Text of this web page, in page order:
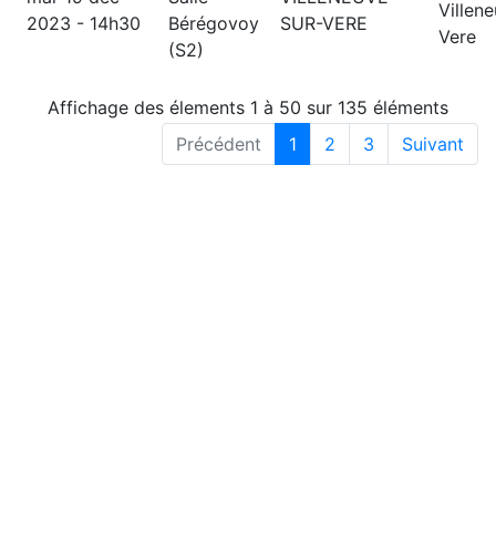
2023 - 14h30
Bérégovoy
(S2)
SUR-VERE
Vere
Affichage des élements 1 à 50 sur 135 éléments
Précédent
1 2 3 Suivant